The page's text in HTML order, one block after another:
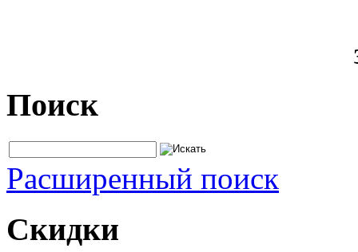
Поиск
Расширенный поиск
Скидки